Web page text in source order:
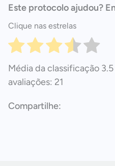
Este protocolo ajudou?
Clique nas estrelas
Média da classificação 3.5
avaliações: 21